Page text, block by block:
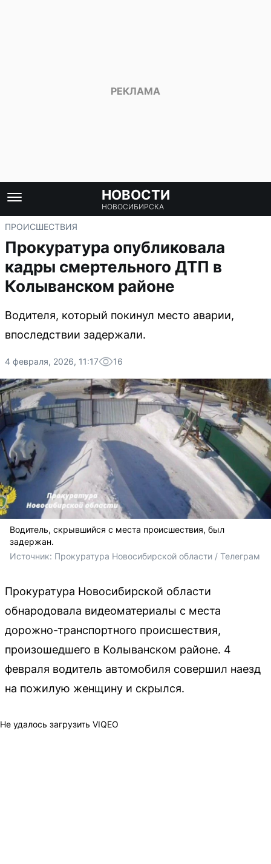
НОВОСТИ
НОВОСИБИРСКА
ПРОИСШЕСТВИЯ
Прокуратура опубликовала
кадры смертельного ДТП в
Колыванском районе
Водителя, который покинул место аварии,
впоследствии задержали.
4 февраля, 2026, 11:17 16
Водитель, скрывшийся с места происшествия, был
задержан.
Источник: Прокуратура Новосибирской области / Телеграм
Прокуратура Новосибирской области
обнародовала видеоматериалы с места
дорожно-транспортного происшествия,
произошедшего в Колыванском районе. 4
февраля водитель автомобиля совершил наезд
на пожилую женщину и скрылся.
Не удалось загрузить VIQEO